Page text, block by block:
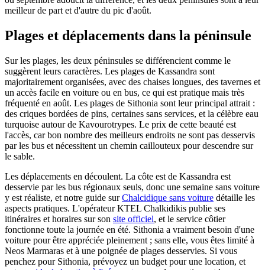
meilleur de part et d'autre du pic d'août.
Plages et déplacements dans la péninsule
Sur les plages, les deux péninsules se différencient comme le
suggèrent leurs caractères. Les plages de Kassandra sont
majoritairement organisées, avec des chaises longues, des tavernes et
un accès facile en voiture ou en bus, ce qui est pratique mais très
fréquenté en août. Les plages de Sithonia sont leur principal attrait :
des criques bordées de pins, certaines sans services, et la célèbre eau
turquoise autour de Kavourotrypes. Le prix de cette beauté est
l'accès, car bon nombre des meilleurs endroits ne sont pas desservis
par les bus et nécessitent un chemin caillouteux pour descendre sur
le sable.
Les déplacements en découlent. La côte est de Kassandra est
desservie par les bus régionaux seuls, donc une semaine sans voiture
y est réaliste, et notre guide surChalcidique sans voiture détaille les
aspects pratiques. L'opérateur KTEL Chalkidikis publie ses
itinéraires et horaires sur son site officiel, et le service côtier
fonctionne toute la journée en été. Sithonia a vraiment besoin d'une
voiture pour être appréciée pleinement ; sans elle, vous êtes limité à
Neos Marmaras et à une poignée de plages desservies. Si vous
penchez pour Sithonia, prévoyez un budget pour une location, et